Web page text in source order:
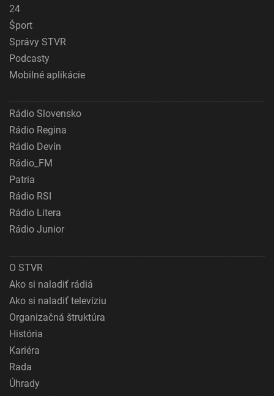
24
Šport
Správy STVR
Podcasty
Mobilné aplikácie
Rádio Slovensko
Rádio Regina
Rádio Devín
Rádio_FM
Patria
Rádio RSI
Rádio Litera
Rádio Junior
O STVR
Ako si naladiť rádiá
Ako si naladiť televíziu
Organizačná štruktúra
História
Kariéra
Rada
Úhrady